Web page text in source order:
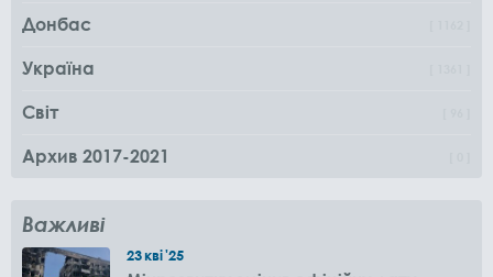
Донбас
Україна
Світ
Архив 2017-2021
Важливі
23кві'25